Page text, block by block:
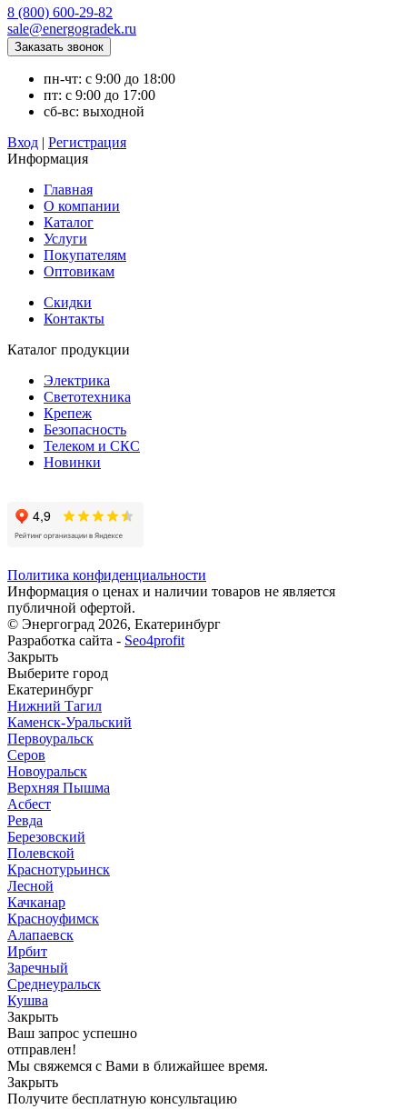
8 (800) 600-29-82
sale@energogradek.ru
пн-чт: с 9:00 до 18:00
пт: с 9:00 до 17:00
сб-вс: выходной
Вход | Регистрация
Информация
Главная
О компании
Каталог
Услуги
Покупателям
Оптовикам
Скидки
Контакты
Каталог продукции
Электрика
Светотехника
Крепеж
Безопасность
Телеком и СКС
Новинки
Политика конфиденциальности
Информация о ценах и наличии товаров не является
публичной офертой.
© Энергоград 2026, Екатеринбург
Разработка сайта - Seo4profit
Закрыть
Выберите город
Екатеринбург
Нижний Тагил
Каменск-Уральский
Первоуральск
Серов
Новоуральск
Верхняя Пышма
Асбест
Ревда
Березовский
Полевской
Краснотурьинск
Лесной
Качканар
Красноуфимск
Алапаевск
Ирбит
Заречный
Среднеуральск
Кушва
Закрыть
Ваш запрос успешно
отправлен!
Мы свяжемся с Вами в ближайшее время.
Закрыть
Получите бесплатную консультацию